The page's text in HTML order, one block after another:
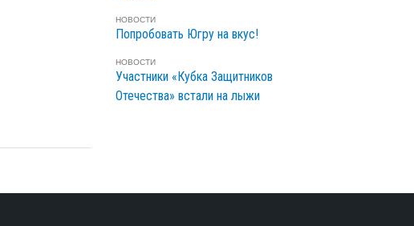
НОВОСТИ
Попробовать Югру на вкус!
НОВОСТИ
Участники «Кубка Защитников
Отечества» встали на лыжи